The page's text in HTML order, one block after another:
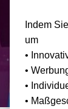
Indem
um
•
•
•
•